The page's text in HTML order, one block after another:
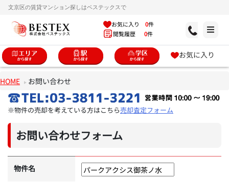
文京区の賃貸マンション探しはベステックスで
お気に入り 0件
閲覧履歴 0件
お気に入り
HOME お問い合わせ
※物件の売却を考えている方はこちら売却査定フォーム
お問い合わせフォーム
物件名